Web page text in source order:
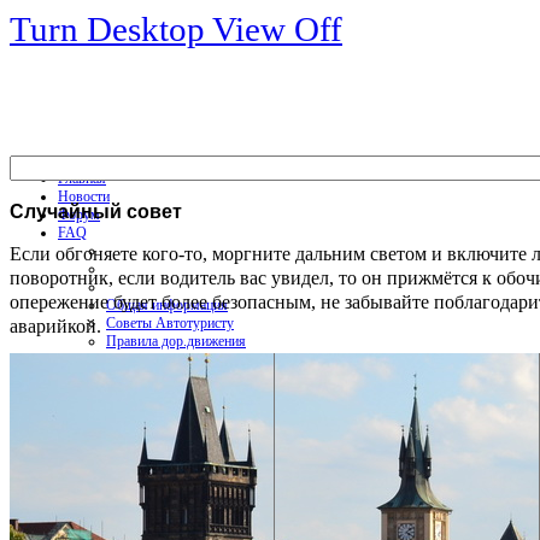
Turn Desktop View Off
Главная
Новости
Форум
FAQ
Общая информация
Советы Автотуристу
Правила дор.движения
Карты и путеводители
Интерактивная карта
Карты платных дорог
Карта сайта
Случайный совет
Если обгоняете кого-то, моргните дальним светом и включите
поворотник, если водитель вас увидел, то он прижмётся к
опережение будет более безопасным, не забывайте
аварийкой.